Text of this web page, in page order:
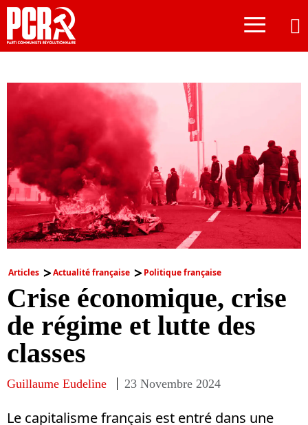
≡
Articles Actualité française Politique française
Crise économique, crise
de régime et lutte des
classes
Guillaume Eudeline 23 Novembre 2024
Le capitalisme français est entré dans une